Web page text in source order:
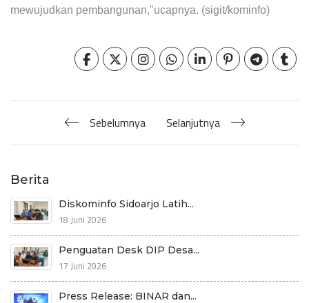
mewujudkan pembangunan,"ucapnya. (sigit/kominfo)
Sebelumnya Selanjutnya
Berita
Diskominfo Sidoarjo Latih...
18 Juni 2026
Penguatan Desk DIP Desa...
17 Juni 2026
Press Release: BINAR dan...